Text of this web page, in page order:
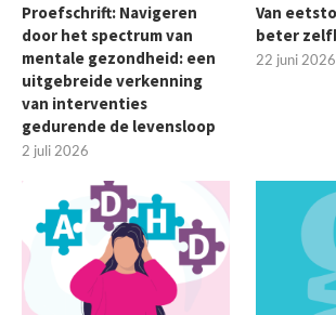
Proefschrift: Navigeren
door het spectrum van
mentale gezondheid: een
uitgebreide verkenning
van interventies
gedurende de levensloop
2 juli 2026
Van
beter
22 juni 2026